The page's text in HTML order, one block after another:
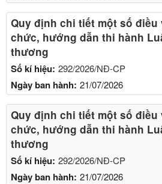
Số kí hiệu: 292/2026/NĐ-CP
Ngày ban hành: 21/07/2026
Quy định chi tiết một số điều
chức, hướng dẫn thi hành
thương
Số kí hiệu: 292/2026/NĐ-CP
Ngày ban hành: 21/07/2026
Quy định chi tiết một số điều
chức, hướng dẫn thi hành
thương